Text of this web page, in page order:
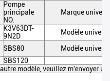
Pompe
principale
NO.
Marque
K3V63DT-
9N2D
Modèle
SBS80
Modèle
SBS120
modèle, veuillez m'envoyer